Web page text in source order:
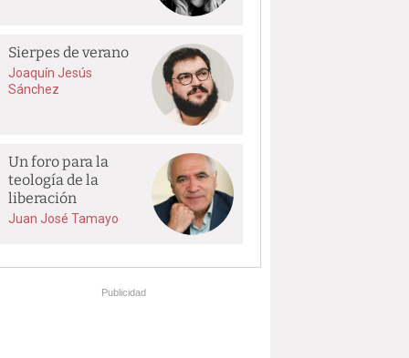
Sierpes de verano
Joaquín Jesús
Sánchez
Un foro para la
teología de la
liberación
Juan José Tamayo
Publicidad